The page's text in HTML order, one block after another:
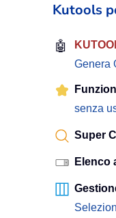
Kutools
🤖
Genera
senza
Super
Elenco